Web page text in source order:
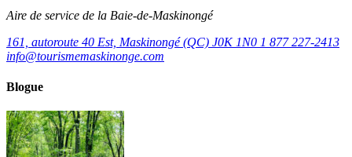
Aire de service de la Baie-de-Maskinongé
161, autoroute 40 Est, Maskinongé (QC) J0K 1N0 1 877 227-2413
info@tourismemaskinonge.com
Blogue